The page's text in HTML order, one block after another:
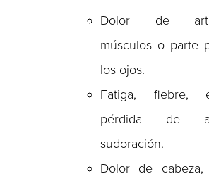
Dolor de
músculos o parte
los ojos.
Fatiga, fiebre,
pérdida de
sudoración.
Dolor de